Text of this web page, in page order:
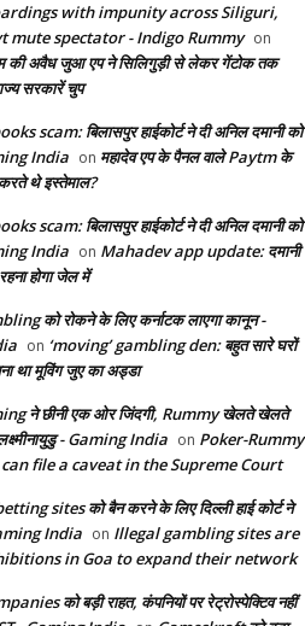
with impunity across Siliguri,
mute spectator - Indigo Rummy on
की अवैध जुआ एप ने सिलिगुड़ी से लेकर गेंटोक तक
सरकारें चुप
scam: बिलासपुर हाईकोर्ट ने दी अनिल दमानी को
India on महादेव एप के पैनल वाले Paytm के
करते थे इस्तेमाल?
scam: बिलासपुर हाईकोर्ट ने दी अनिल दमानी को
India on Mahadev app update: दमानी
होगा जेल में
को रोकने के लिए कर्नाटक लाएगा कानून -
on ‘moving’ gambling den: बहुत सारे घरों
था मूविंग जुए का अड्डा
ने छीनी एक ओर जिंदगी, Rummy खेलते खेलते
लक्ष्मीनायुडु - Gaming India on Poker-Rummy
file a caveat in the Supreme Court
sites को बैन करने के लिए दिल्ली हाई कोर्ट ने
India on Illegal gambling sites are
in Goa to expand their network
को बड़ी राहत, कंपनियों पर रेट्रोस्पेक्टिव नहीं